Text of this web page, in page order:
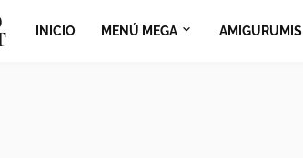
INICIO MENÚ MEGA AMIGURUMIS